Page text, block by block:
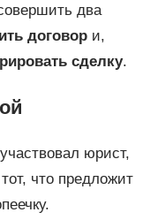
два
договори,
сделку.
юрист,
что предложит